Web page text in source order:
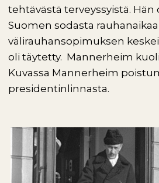
tehtävästä terveyssyistä.
Suomen sodasta
välirauhansopimuksen
oli täytetty. Mannerheim kuoli
Kuvassa Mannerheim
presidentinlinnasta.